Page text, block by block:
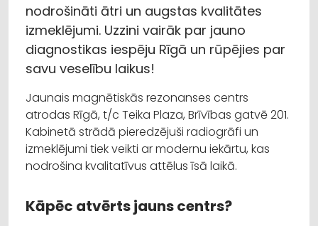
nodrošināti ātri un augstas kvalitātes
izmeklējumi. Uzzini vairāk par jauno
diagnostikas iespēju Rīgā un rūpējies par
savu veselību laikus!
Jaunais magnētiskās rezonanses centrs
atrodas Rīgā, t/c Teika Plaza, Brīvības gatvē 201.
Kabinetā strādā pieredzējuši radiogrāfi un
izmeklējumi tiek veikti ar modernu iekārtu, kas
nodrošina kvalitatīvus attēlus īsā laikā.
Kāpēc atvērts jauns centrs?